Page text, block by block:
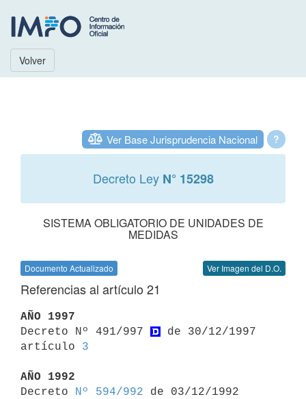
Volver
?
Ver Base Jurisprudencia Nacional
Decreto Ley N° 15298
SISTEMA OBLIGATORIO DE UNIDADES DE
MEDIDAS
Documento Actualizado Ver Imagen del D.O.
Referencias al artículo 21
AÑO 1997
Decreto Nº 491/997
de 30/12/1997
artículo 3
AÑO 1992
Decreto
Nº 594/992 de 03/12/1992